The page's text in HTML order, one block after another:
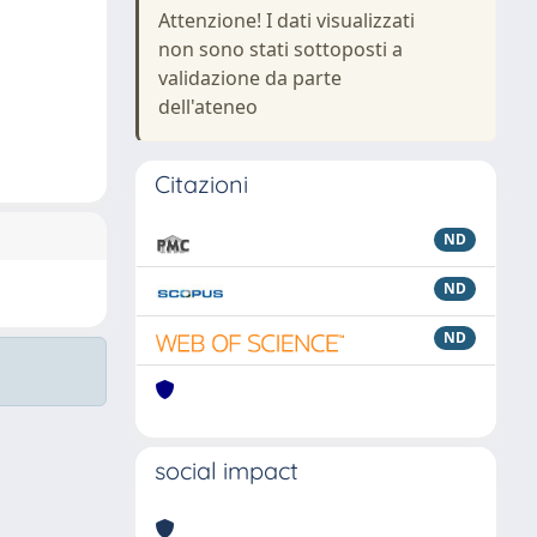
Attenzione! I dati visualizzati
non sono stati sottoposti a
validazione da parte
dell'ateneo
Citazioni
ND
ND
ND
social impact